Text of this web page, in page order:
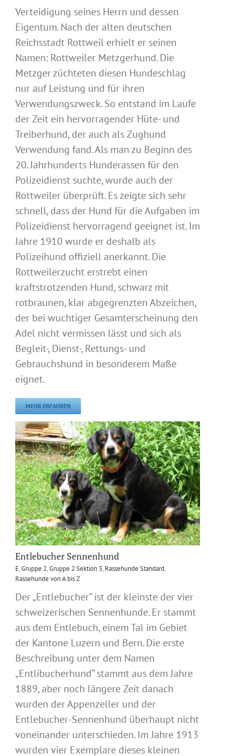
Verteidigung seines Herrn und dessen
Eigentum. Nach der alten deutschen
Reichsstadt Rottweil erhielt er seinen
Namen: Rottweiler Metzgerhund. Die
Metzger züchteten diesen Hundeschlag
nur auf Leistung und für ihren
Verwendungszweck. So entstand im Laufe
der Zeit ein hervorragender Hüte- und
Treiberhund, der auch als Zughund
Verwendung fand. Als man zu Beginn des
20. Jahrhunderts Hunderassen für den
Polizeidienst suchte, wurde auch der
Rottweiler überprüft. Es zeigte sich sehr
schnell, dass der Hund für die Aufgaben im
Polizeidienst hervorragend geeignet ist. Im
Jahre 1910 wurde er deshalb als
Polizeihund offiziell anerkannt. Die
Rottweilerzucht erstrebt einen
kraftstrotzenden Hund, schwarz mit
rotbraunen, klar abgegrenzten Abzeichen,
der bei wuchtiger Gesamterscheinung den
Adel nicht vermissen lässt und sich als
Begleit-, Dienst-, Rettungs- und
Gebrauchshund in besonderem Maße
eignet.
MEHR ERFAHREN
Entlebucher Sennenhund
E,Gruppe 2,Gruppe 2 Sektion 3, Rassehunde Standard,
Rassehunde von A bis Z
Der „Entlebucher“ ist der kleinste der vier
schweizerischen Sennenhunde. Er stammt
aus dem Entlebuch, einem Tal im Gebiet
der Kantone Luzern und Bern. Die erste
Beschreibung unter dem Namen
„Entlibucherhund“ stammt aus dem Jahre
1889, aber noch längere Zeit danach
wurden der Appenzeller und der
Entlebucher-Sennenhund überhaupt nicht
voneinander unterschieden. Im Jahre 1913
wurden vier Exemplare dieses kleinen